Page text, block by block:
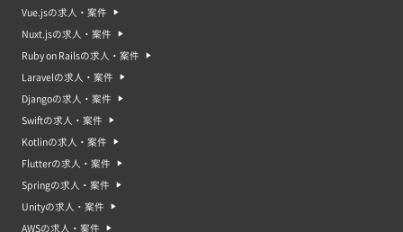
Vue.jsの求人・案件
Nuxt.jsの求人・案件
Ruby on Railsの求人・案件
Laravelの求人・案件
Djangoの求人・案件
Swiftの求人・案件
Kotlinの求人・案件
Flutterの求人・案件
Springの求人・案件
Unityの求人・案件
AWSの求人・案件